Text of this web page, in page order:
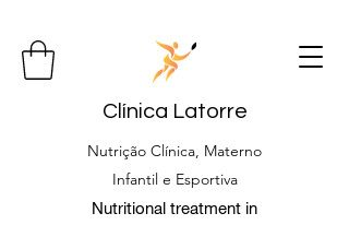
Clínica Latorre
Nutrição Clínica, Materno
Infantil e Esportiva
Nutritional treatment in